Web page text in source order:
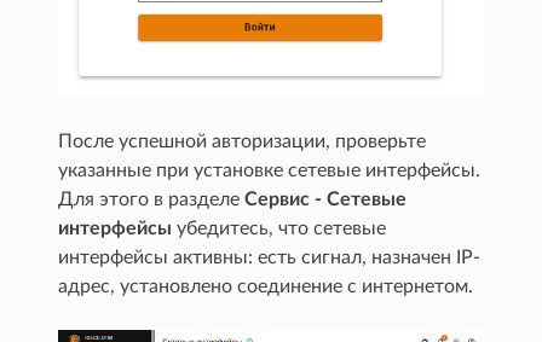
После успешной авторизации, проверьте
указанные при установке сетевые интерфейсы.
Для этого в разделеСервис - Сетевые
интерфейсы убедитесь, что сетевые
интерфейсы активны: есть сигнал, назначен IP-
адрес, установлено соединение с интернетом.